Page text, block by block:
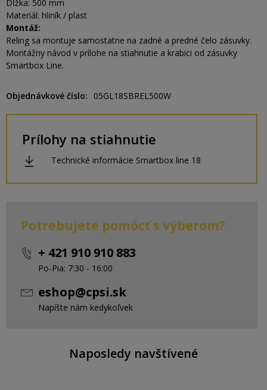
Dĺžka: 500 mm
Materiál: hliník / plast
Montáž:
Reling sa montuje samostatne na zadné a predné čelo zásuvky.
Montážny návod v prílohe na stiahnutie a krabici od zásuvky
Smartbox Line.
Objednávkové číslo 05GL18SBREL500W
Prílohy na stiahnutie
Technické informácie Smartbox line 18
Potrebujete pomôcť s výberom?
+ 421 910 910 883
Po-Pia: 7:30 - 16:00
eshop@cpsi.sk
Napíšte nám kedykoľvek
Naposledy navštívené